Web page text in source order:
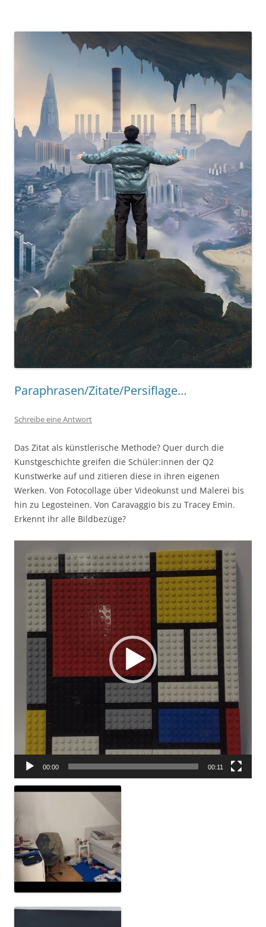
Paraphrasen/Zitate/Persiflage…
Schreibe eine Antwort
Das Zitat als künstlerische Methode? Quer durch die
Kunstgeschichte greifen die Schüler:innen der Q2
Kunstwerke auf und zitieren diese in ihren eigenen
Werken. Von Fotocollage über Videokunst und Malerei bis
hin zu Legosteinen. Von Caravaggio bis zu Tracey Emin.
Erkennt ihr alle Bildbezüge?
Player
00:00 00:11